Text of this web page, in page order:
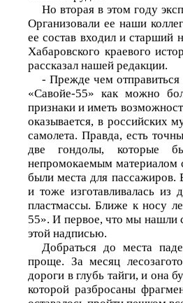
Но вторая в этом году
Организовали ее наши
ее состав входил и старший
Хабаровского краевого
рассказал нашей редакции.
- Прежде чем отправиться
«Савойе-55» как можно
признаки и иметь
оказывается, в российских
самолета. Правда, есть
две гондолы, которые
непромокаемым материалом
были места для пассажиров.
и тоже изготавливалась из
пластмассы. Ближе к носу
55». И первое, что мы нашли
этой надписью.
Добраться до места
проще. За месяц
дороги в глубь тайги, и она
которой разбросаны